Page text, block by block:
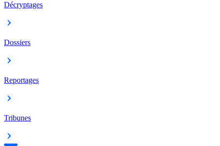
Décryptages
Dossiers
Reportages
Tribunes